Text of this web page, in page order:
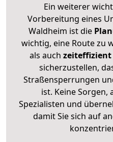
Ein weiterer
Vorbereitung eines
Waldheim ist die
wichtig, eine Route zu
als auch zeiteffizient
sicherzustellen,
Straßensperrungen
ist. Keine Sorgen,
Spezialisten und
damit Sie sich auf